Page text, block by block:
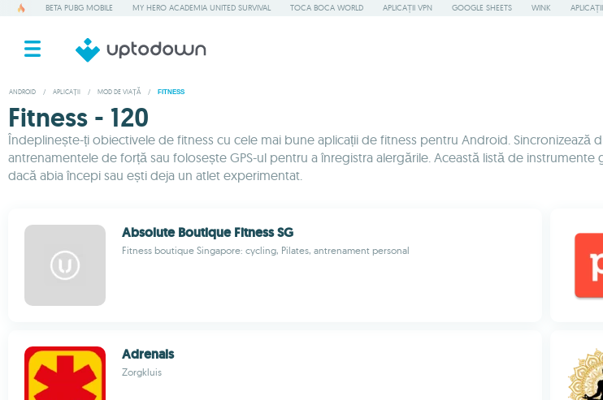
BETA PUBG MOBILE MY HERO ACADEMIA UNITED SURVIVAL TOCA BOCA WORLD APLICAȚII VPN GOOGLE SHEETS WINK
ANDROID / APLICAȚII / MOD DE VIAȚĂ / FITNESS
Fitness - 120
Îndeplinește-ți obiectivele de fitness cu cele mai bune aplicații de fitness pentru Android.
antrenamentele de forță sau folosește GPS-ul pentru a înregistra alergările. Această listă de
dacă abia începi sau ești deja un atlet experimentat.
Absolute Boutique Fitness SG
Fitness boutique Singapore: cycling, Pilates, antrenament personal
Adrenals
Zorgkluis